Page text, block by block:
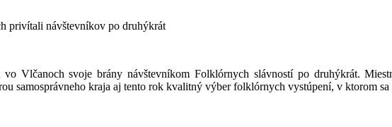
privítali návštevníkov po druhýkrát
Vlčanoch svoje brány návštevníkom Folklórnych slávností po druhýkrát.
samosprávneho kraja aj tento rok kvalitný výber folklórnych vystúpení, v ktorom